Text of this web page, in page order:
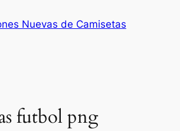
Nuevas de Camisetas
futbol png